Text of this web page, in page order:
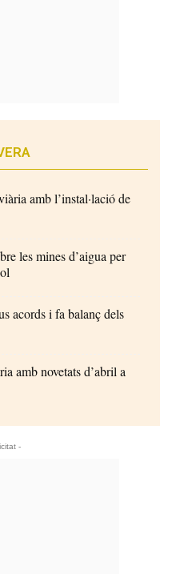
amb l’instal·lació de
les mines d’aigua per
acords i fa balanç dels
amb novetats d’abril a
-